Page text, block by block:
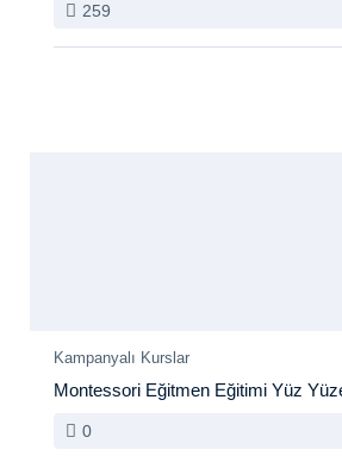
259
Kampanyalı Kurslar
Montessori Eğitmen Eğitimi Yüz
0